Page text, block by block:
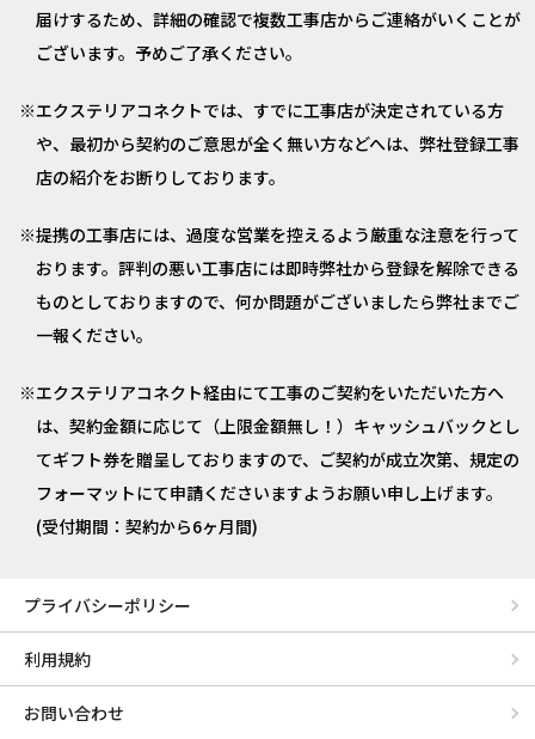
届けするため、詳細の確認で複数工事店からご連絡がいくことが
ございます。予めご了承ください。
エクステリアコネクトでは、すでに工事店が決定されている方
や、最初から契約のご意思が全く無い方などへは、弊社登録工事
店の紹介をお断りしております。
提携の工事店には、過度な営業を控えるよう厳重な注意を行って
おります。評判の悪い工事店には即時弊社から登録を解除できる
ものとしておりますので、何か問題がございましたら弊社までご
一報ください。
エクステリアコネクト経由にて工事のご契約をいただいた方へ
は、契約金額に応じて（上限金額無し！）キャッシュバックとし
てギフト券を贈呈しておりますので、ご契約が成立次第、規定の
フォーマットにて申請くださいますようお願い申し上げます。
(受付期間：契約から6ヶ月間)
プライバシーポリシー
利用規約
お問い合わせ